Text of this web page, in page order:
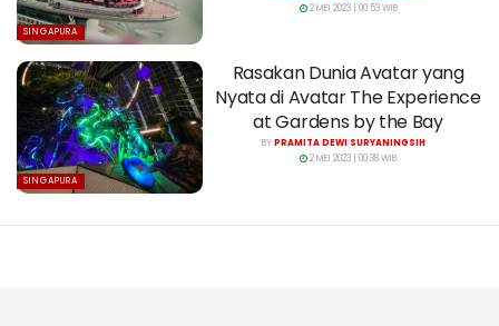
SINGAPURA
2 MEI 2023 | 00:53 WIB
SINGAPURA
Rasakan Dunia Avatar yang
Nyata di Avatar The Experience
at Gardens by the Bay
BYPRAMITA DEWI SURYANINGSIH
2 MEI 2023 | 00:38 WIB